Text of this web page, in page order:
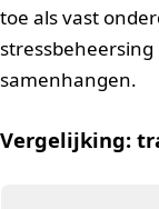
toe als vast
samenhangen.
Vergelijking: